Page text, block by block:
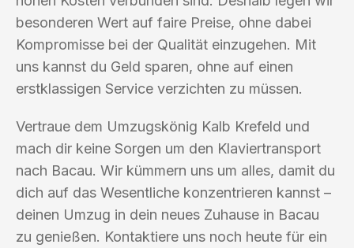
besonderen Wert auf faire Preise, ohne dabei
Kompromisse bei der Qualität einzugehen. Mit
uns kannst du Geld sparen, ohne auf einen
erstklassigen Service verzichten zu müssen.
Vertraue dem Umzugskönig Kalb Krefeld und
mach dir keine Sorgen um den Klaviertransport
nach Bacau. Wir kümmern uns um alles, damit du
dich auf das Wesentliche konzentrieren kannst –
deinen Umzug in dein neues Zuhause in Bacau
zu genießen. Kontaktiere uns noch heute für ein